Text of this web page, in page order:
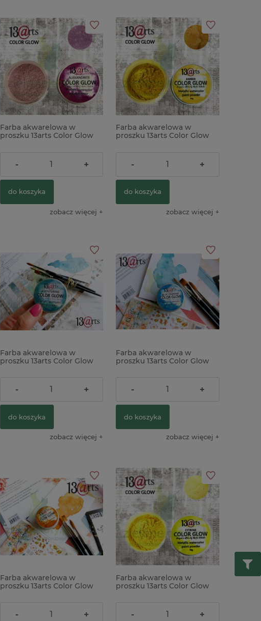
Farba akwarelowa w
proszku 13arts Color Glow
23,90 zł
- +
do koszyka
zobacz więcej
Farba akwarelowa w
proszku 13arts Color Glow
23,90 zł
- +
do koszyka
zobacz więcej
Farba akwarelowa w
proszku 13arts Color Glow
23,90 zł
- +
do koszyka
zobacz więcej
Farba akwarelowa w
proszku 13arts Color Glow
23,90 zł
- +
do koszyka
zobacz więcej
Farba akwarelowa w
proszku 13arts Color Glow
23,90 zł
- +
Farba akwarelowa w
proszku 13arts Color Glow
23,90 zł
- +